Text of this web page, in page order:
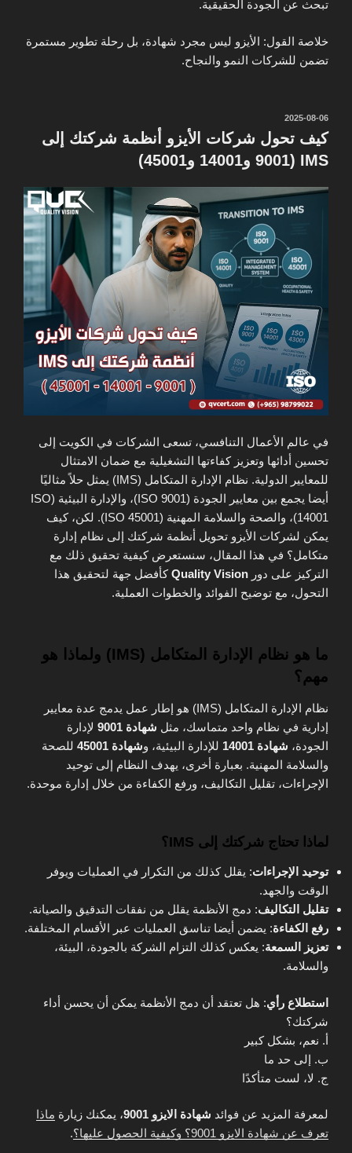
تبحث عن الجودة الحقيقية.
خلاصة القول: الأيزو ليس مجرد شهادة، بل رحلة تطوير مستمرة
تضمن للشركات النمو والنجاح.
نُشر
في
2025-08-06
كيف تحول شركات الأيزو أنظمة شركتك إلى
IMS (9001 و14001 و45001)
في عالم الأعمال التنافسي، تسعى الشركات في الكويت إلى
تحسين أدائها وتعزيز كفاءتها التشغيلية مع ضمان الامتثال
للمعايير الدولية. نظام الإدارة المتكامل (IMS) يمثل حلاً مثاليًا
أيضا يجمع بين معايير الجودة (ISO 9001)، والإدارة البيئية (ISO
14001)، والصحة والسلامة المهنية (ISO 45001). لكن، كيف
يمكن لشركات الأيزو تحويل أنظمة شركتك إلى نظام إدارة
متكامل؟ في هذا المقال، سنستعرض كيفية تحقيق ذلك مع
التركيز على دور Quality Visionكأفضل جهة لتحقيق هذا
التحول، مع توضيح الفوائد والخطوات العملية.
ما هو نظام الإدارة المتكامل (IMS) ولماذا هو
مهم؟
نظام الإدارة المتكامل (IMS) هو إطار عمل يدمج عدة معايير
إدارية في نظام واحد متماسك، مثل شهادة 9001
لإدارة
الجودة، شهادة 14001 للإدارة البيئية، وشهادة 45001
للصحة
والسلامة المهنية. بعبارة أخرى، يهدف النظام إلى توحيد
الإجراءات، تقليل التكاليف، ورفع الكفاءة من خلال إدارة موحدة.
لماذا تحتاج شركتك إلى IMS؟
توحيد الإجراءات: يقلل كذلك من التكرار في العمليات ويوفر
الوقت والجهد.
تقليل التكاليف: دمج الأنظمة يقلل من نفقات التدقيق والصيانة.
رفع الكفاءة: يضمن أيضا تناسق العمليات عبر الأقسام المختلفة.
تعزيز السمعة: يعكس كذلك التزام الشركة بالجودة، البيئة،
والسلامة.
استطلاع رأي: هل تعتقد أن دمج الأنظمة يمكن أن يحسن أداء
شركتك؟
أ. نعم، بشكل كبير
ب. إلى حد ما
ج. لا، لست متأكدًا
لمعرفة المزيد عن فوائد شهادة الايزو 9001 ، يمكنك زيارة ماذا
تعرف عن شهادة الايزو 9001؟ وكيفية الحصول عليها؟
.